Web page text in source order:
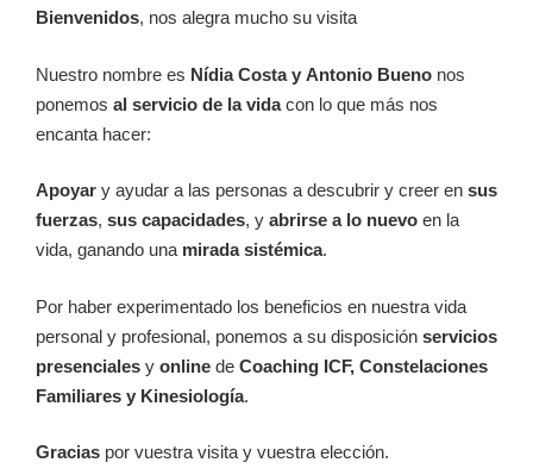
Bienvenidos, nos alegra mucho su visita
Nuestro nombre es Nídia Costa y Antonio Bueno nos
ponemos al servicio de la vidacon lo que más nos
encanta hacer:
Apoyar y ayudar a las personas a descubrir y creer en sus
fuerzas, sus capacidades, y abrirse a lo nuevo en la
vida, ganando una mirada sistémica.
Por haber experimentado los beneficios en nuestra vida
personal y profesional, ponemos a su disposición servicios
presenciales y online de Coaching ICF, Constelaciones
Familiares y Kinesiología.
Gracias por vuestra visita y vuestra elección.